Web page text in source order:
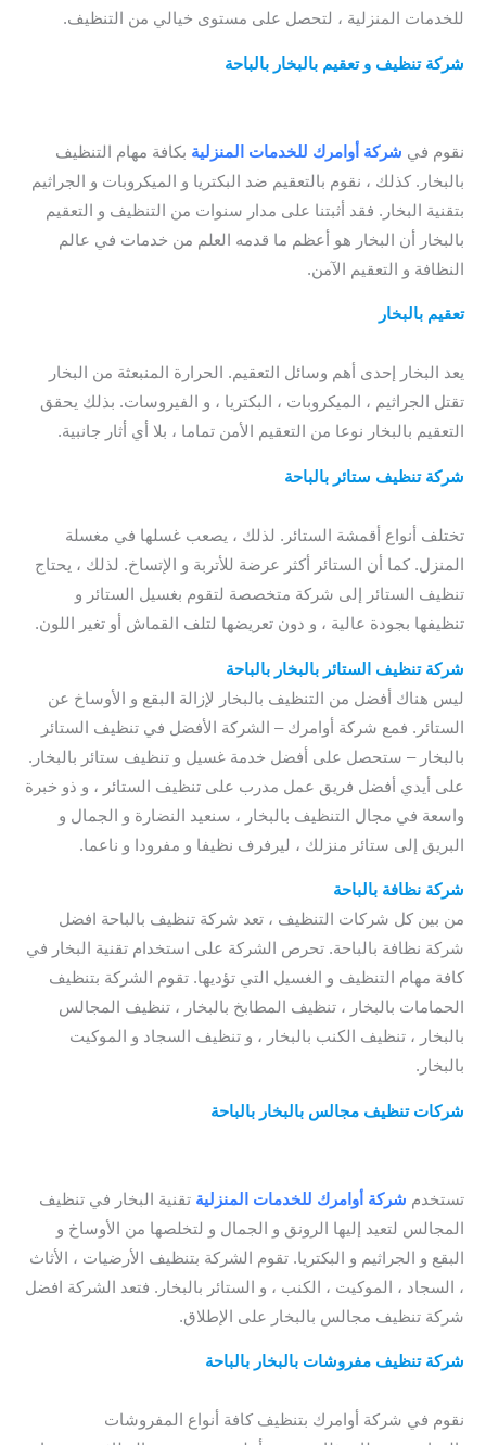
للخدمات المنزلية ، لتحصل على مستوى خيالي من التنظيف.
شركة تنظيف و تعقيم بالبخار بالباحة
نقوم في شركة أوامرك للخدمات المنزلية بكافة مهام التنظيف
بالبخار. كذلك ، نقوم بالتعقيم ضد البكتريا و الميكروبات و الجراثيم
بتقنية البخار. فقد أثبتنا على مدار سنوات من التنظيف و التعقيم
بالبخار أن البخار هو أعظم ما قدمه العلم من خدمات في عالم
النظافة و التعقيم الآمن.
تعقيم بالبخار
يعد البخار إحدى أهم وسائل التعقيم. الحرارة المنبعثة من البخار
تقتل الجراثيم ، الميكروبات ، البكتريا ، و الفيروسات. بذلك يحقق
التعقيم بالبخار نوعا من التعقيم الأمن تماما ، بلا أي أثار جانبية.
شركة تنظيف ستائر بالباحة
تختلف أنواع أقمشة الستائر. لذلك ، يصعب غسلها في مغسلة
المنزل. كما أن الستائر أكثر عرضة للأتربة و الإتساخ. لذلك ، يحتاج
تنظيف الستائر إلى شركة متخصصة لتقوم بغسيل الستائر و
تنظيفها بجودة عالية ، و دون تعريضها لتلف القماش أو تغير اللون.
شركة تنظيف الستائر بالبخار بالباحة
ليس هناك أفضل من التنظيف بالبخار لإزالة البقع و الأوساخ عن
الستائر. فمع شركة أوامرك – الشركة الأفضل في تنظيف الستائر
بالبخار – ستحصل على أفضل خدمة غسيل و تنظيف ستائر بالبخار.
على أيدي أفضل فريق عمل مدرب على تنظيف الستائر ، و ذو خبرة
واسعة في مجال التنظيف بالبخار ، سنعيد النضارة و الجمال و
البريق إلى ستائر منزلك ، ليرفرف نظيفا و مفرودا و ناعما.
شركة نظافة بالباحة
من بين كل شركات التنظيف ، تعد شركة تنظيف بالباحة افضل
شركة نظافة بالباحة. تحرص الشركة على استخدام تقنية البخار في
كافة مهام التنظيف و الغسيل التي تؤديها. تقوم الشركة بتنظيف
الحمامات بالبخار ، تنظيف المطابخ بالبخار ، تنظيف المجالس
بالبخار ، تنظيف الكنب بالبخار ، و تنظيف السجاد و الموكيت
بالبخار.
شركات تنظيف مجالس بالبخار بالباحة
تستخدم شركة أوامرك للخدمات المنزلية تقنية البخار في تنظيف
المجالس لتعيد إليها الرونق و الجمال و لتخلصها من الأوساخ و
البقع و الجراثيم و البكتريا. تقوم الشركة بتنظيف الأرضيات ، الأثاث
، السجاد ، الموكيت ، الكنب ، و الستائر بالبخار. فتعد الشركة افضل
شركة تنظيف مجالس بالبخار على الإطلاق.
شركة تنظيف مفروشات بالبخار بالباحة
نقوم في شركة أوامرك بتنظيف كافة أنواع المفروشات